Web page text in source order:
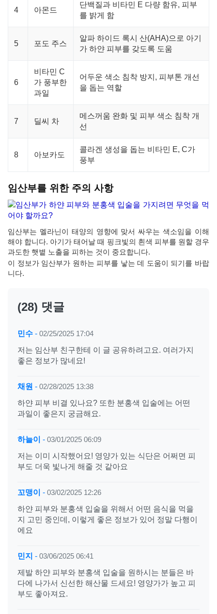
4 아몬드
단백질과 비타민 E 다량 함유, 피부
를 밝게 함
5 포도 주스
알파 하이드 록시 산(AHA)으로 아기
가 하얀 피부를 갖도록 도움
6
비타민 C
가 풍부한
과일
어두운 색소 침착 방지, 피부톤 개선
을 돕는 역할
7 딜씨 차
메스꺼움 완화 및 피부 색소 침착 개
선
8 아보카도
콜라겐 생성을 돕는 비타민 E, C가
풍부
임산부를 위한 주의 사항
임산부는 멜라닌이 태양의 영향에 맞서 싸우는 색소임을 이해
해야 합니다. 아기가 태어날 때 핑크빛의 흰색 피부를 원할 경우
과도한 햇볕 노출을 피하는 것이 중요합니다.
이 정보가 임산부가 원하는 피부를 낳는 데 도움이 되기를 바랍
니다.
(28) 댓글
민수 - 02/25/2025 17:04
저는 임산부 친구한테 이 글 공유하려고요. 여러가지
좋은 정보가 많네요!
채원 - 02/28/2025 13:38
하얀 피부 비결 있나요? 또한 분홍색 입술에는 어떤
과일이 좋은지 궁금해요.
하늘이 - 03/01/2025 06:09
저는 이미 시작했어요! 영양가 있는 식단은 어쩌면 피
부도 더욱 빛나게 해줄 것 같아요
꼬맹이 - 03/02/2025 12:26
하얀 피부와 분홍색 입술을 위해서 어떤 음식을 먹을
지 고민 중인데, 이렇게 좋은 정보가 있어 정말 다행이
에요
민지 - 03/06/2025 06:41
제발 하얀 피부와 분홍색 입술을 원하시는 분들은 바
다에 나가서 신선한 해산물 드세요! 영양가가 높고 피
부도 좋아져요.